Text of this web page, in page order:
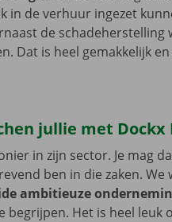
in de verhuur ingezet
de
Dat is heel gemakkelijk
jullie met Dockx
in zijn sector. Je mag
ben in die zaken.
ambitieuze
begrijpen. Het is heel leuk